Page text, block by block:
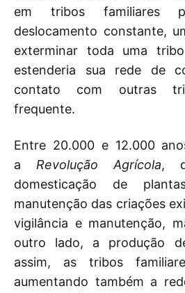
em tribos familiares
deslocamento constante,
exterminar toda uma
estenderia sua rede de
contato com outras
frequente.
Entre 20.000 e 12.000
a Revolução Agrícola,
domesticação de
manutenção das criações
vigilância e manutenção,
outro lado, a produção
assim, as tribos
aumentando também a